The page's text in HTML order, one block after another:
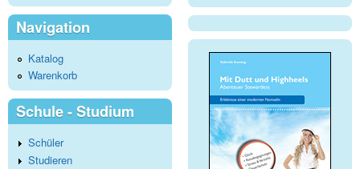
Navigation
Katalog
Warenkorb
Schule - Studium
Schüler
Studieren